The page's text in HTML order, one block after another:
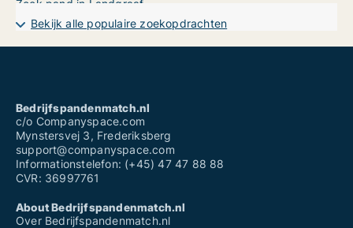
Zoek pand in Landgraaf
Zoek pand in Leudal
Zoek pand in Maasgouw
Zoek pand in Maastricht
Zoek pand in Nuth
Zoek pand in Onderbanken
Zoek pand in Peel en Maas
Zoek pand in Roerdalen
Zoek pand in Roermond
Zoek pand in Schinnen
Zoek pand in Sittard-Geleen
Zoek pand in Stein
Bekijk alle populaire zoekopdrachten
Bedrijfspandenmatch.nl
c/o Companyspace.com
Mynstersvej 3, Frederiksberg
support@companyspace.com
Informationstelefon: (+45) 47 47 88 88
CVR: 36997761
About Bedrijfspandenmatch.nl
Over Bedrijfspandenmatch.nl